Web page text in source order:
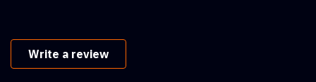
Write a review